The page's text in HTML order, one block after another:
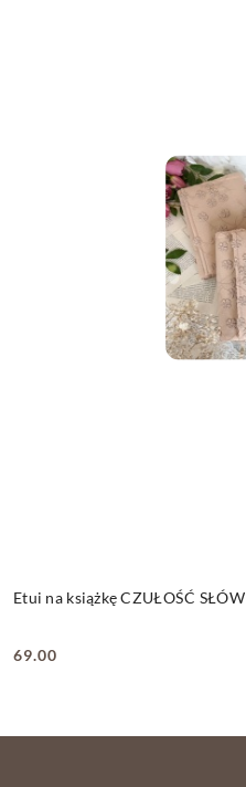
Etui na książkę CZUŁOŚĆ SŁÓW
Cena:
69.00